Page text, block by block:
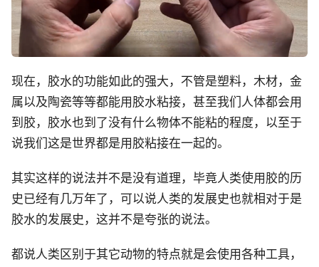
现在，胶水的功能如此的强大，不管是塑料，木材，金
属以及陶瓷等等都能用胶水粘接，甚至我们人体都会用
到胶，胶水也到了没有什么物体不能粘的程度，以至于
说我们这是世界都是用胶粘接在一起的。
其实这样的说法并不是没有道理，毕竟人类使用胶的历
史已经有几万年了，可以说人类的发展史也就相对于是
胶水的发展史，这并不是夸张的说法。
都说人类区别于其它动物的特点就是会使用各种工具，